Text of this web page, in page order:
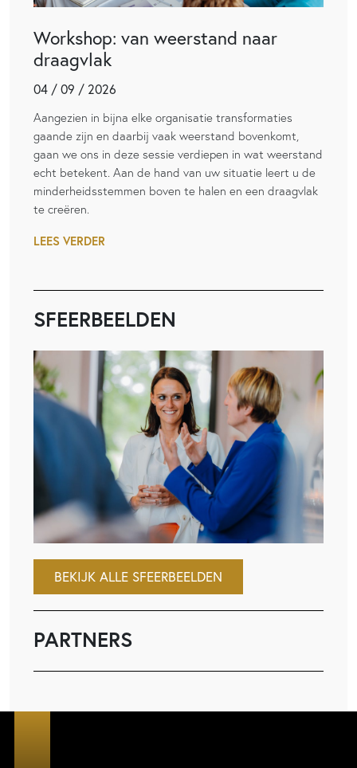
Workshop: van weerstand naar
draagvlak
04 / 09 / 2026
Aangezien in bijna elke organisatie transformaties
gaande zijn en daarbij vaak weerstand bovenkomt,
gaan we ons in deze sessie verdiepen in wat weerstand
echt betekent. Aan de hand van uw situatie leert u de
minderheidsstemmen boven te halen en een draagvlak
te creëren.
LEES VERDER
SFEERBEELDEN
BEKIJK ALLE SFEERBEELDEN
PARTNERS